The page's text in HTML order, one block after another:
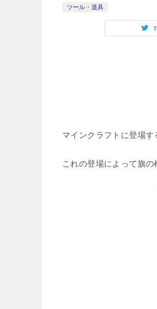
ツール・道具
マインクラフトに登場す
これの登場によって旗の